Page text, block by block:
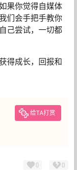
果你觉得自媒体
们会手把手教你
己尝试，一切都
得成长，回报和
给TA打赏
0 0